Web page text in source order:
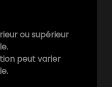
ou supérieur
peut varier